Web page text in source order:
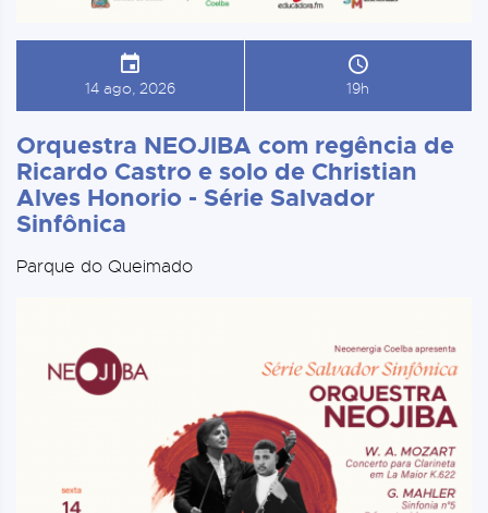
14 ago, 2026 19h
Orquestra NEOJIBA com regência de
Ricardo Castro e solo de Christian
Alves Honorio - Série Salvador
Sinfônica
Parque do Queimado